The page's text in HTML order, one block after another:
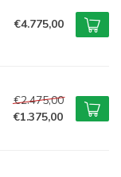
€4.775,00
€2.475,00
€1.375,00